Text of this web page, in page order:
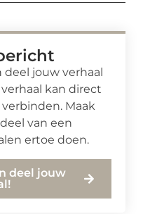
jouw verhaal
kan direct
Maak
van een
ertoe doen.
deel jouw